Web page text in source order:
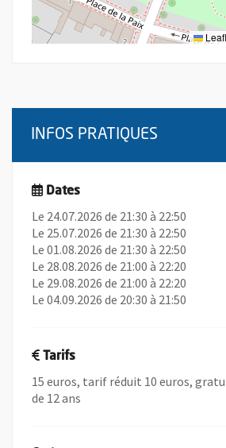
INFOS PRATIQUES
Dates
Le 24.07.2026 de 21:30 à 22:50
Le 25.07.2026 de 21:30 à 22:50
Le 01.08.2026 de 21:30 à 22:50
Le 28.08.2026 de 21:00 à 22:20
Le 29.08.2026 de 21:00 à 22:20
Le 04.09.2026 de 20:30 à 21:50
Tarifs
15 euros, tarif réduit 10 euros,
de 12 ans